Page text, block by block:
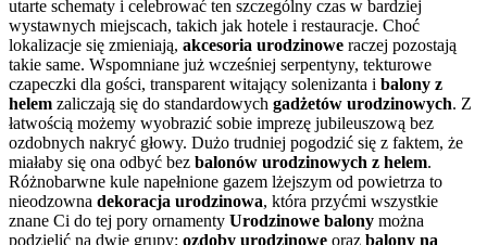
utarte schematy i celebrować ten szczególny czas w bardziej
wystawnych miejscach, takich jak hotele i restauracje. Choć
lokalizacje się zmieniają, akcesoria urodzinowe raczej pozostają
takie same. Wspomniane już wcześniej serpentyny, tekturowe
czapeczki dla gości, transparent witający solenizanta i balony z
helem zaliczają się do standardowych gadżetów urodzinowych. Z
łatwością możemy wyobrazić sobie imprezę jubileuszową bez
ozdobnych nakryć głowy. Dużo trudniej pogodzić się z faktem, że
miałaby się ona odbyć bez balonów urodzinowych z helem.
Różnobarwne kule napełnione gazem lżejszym od powietrza to
nieodzowna dekoracja urodzinowa, która przyćmi wszystkie
znane Ci do tej pory ornamenty Urodzinowe balony można
podzielić na dwie grupy: ozdoby urodzinowe oraz balony na